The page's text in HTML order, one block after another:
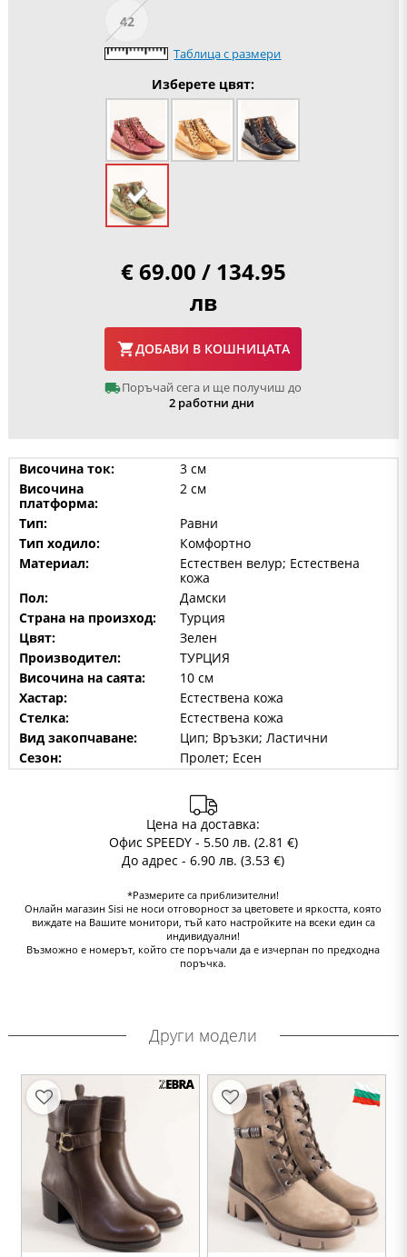
42
Таблица с размери
Изберете цвят:
€ 69.00 / 134.95
лв
ДОБАВИ В КОШНИЦАТА
Поръчай сега и ще получиш до
2 работни дни
Височина ток:
3 см
Височина
платформа:
2 см
Тип:
Равни
Тип ходило:
Комфортно
Материал:
Естествен велур; Естествена
кожа
Пол:
Дамски
Страна на произход:
Турция
Цвят:
Зелен
Производител:
ТУРЦИЯ
Височина на саята:
10 см
Хастар:
Естествена кожа
Стелка:
Естествена кожа
Вид закопчаване:
Цип; Връзки; Ластични
Сезон:
Пролет; Есен
Цена на доставка:
Офис SPEEDY - 5.50 лв. (2.81 €)
До адрес - 6.90 лв. (3.53 €)
*Размерите са приблизителни!
Онлайн магазин Sisi не носи отговорност за цветовете и яркостта, която
виждате на Вашите монитори, тъй като настройките на всеки един са
индивидуални!
Възможно е номерът, който сте поръчали да е изчерпан по предходна
поръчка.
Други модели